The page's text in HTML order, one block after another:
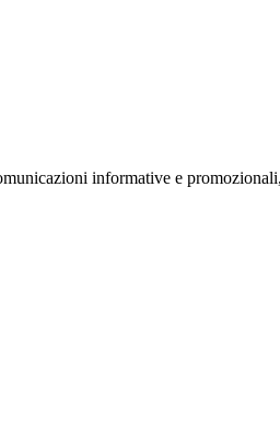
informative e